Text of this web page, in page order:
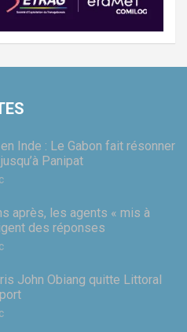
Inde : Le Gabon fait résonner
Panipat
après, les agents « mis à
des réponses
John Obiang quitte Littoral